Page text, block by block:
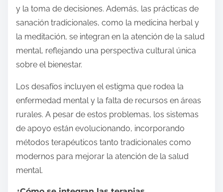
y la toma de decisiones. Además, las prácticas de
sanación tradicionales, como la medicina herbal y
la meditación, se integran en la atención de la salud
mental, reflejando una perspectiva cultural única
sobre el bienestar.
Los desafíos incluyen el estigma que rodea la
enfermedad mental y la falta de recursos en áreas
rurales. A pesar de estos problemas, los sistemas
de apoyo están evolucionando, incorporando
métodos terapéuticos tanto tradicionales como
modernos para mejorar la atención de la salud
mental.